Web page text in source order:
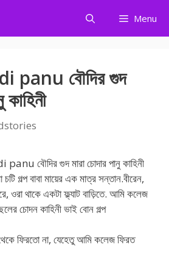
Menu
panu বৌদির গুদ
বৌদির গুদ মারা চোদার পানু কাহিনী
চটি গল্প বাবা মায়ের এক মাত্র সন্তান.বীরেন,
ওরা থাকে একটা ফ্ল্যাট বাড়িতে. আমি কলেজ
চোদন কাহিনী ভাই বোন গল্প
ফিরতো না, যেহেতু আমি কলেজ ফিরত